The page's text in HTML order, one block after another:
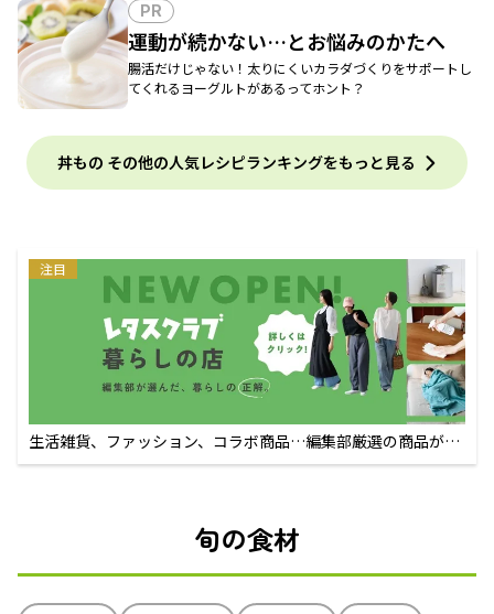
PR
運動が続かない…とお悩みのかたへ
腸活だけじゃない！太りにくいカラダづくりをサポートし
てくれるヨーグルトがあるってホント？
丼もの その他の人気レシピランキングをもっと見る
注目
生活雑貨、ファッション、コラボ商品…編集部厳選の商品が買
えるECサイト
旬の食材